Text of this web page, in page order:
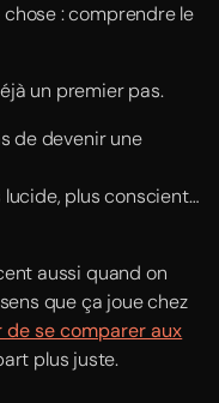
: comprendre le
un premier pas.
de devenir une
plus conscient…
aussi quand on
que ça joue chez
de se comparer aux
plus juste.